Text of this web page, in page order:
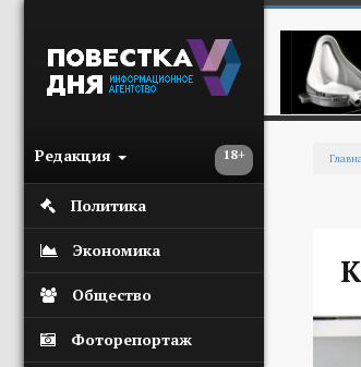
18+
Редакция
Политика
Экономика
Общество
Фоторепортаж